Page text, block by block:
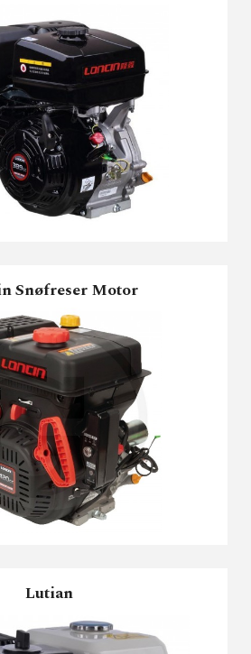
Snøfreser Motor
Lutian